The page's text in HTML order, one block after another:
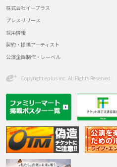
株式会社イープラス
プレスリリース
採用情報
契約・提携アーティスト
公演企画制作・レーベル
Copyright eplus inc. All Rights Reserved.